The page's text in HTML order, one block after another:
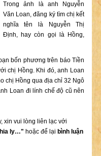
Trong ảnh là anh Nguyễn
Văn Loan, đăng ký tìm chị kết
nghĩa tên là Nguyễn Thị
Định, hay còn gọi là Hồng,
bốn phương trên báo Tiền
chị Hồng. Khi đó, anh Loan
chị Hồng qua địa chỉ 32 Ngô
Loan đi lính chế độ cũ nên
xin vui lòng liên lạc với
ly…" hoặc để lại bình luận